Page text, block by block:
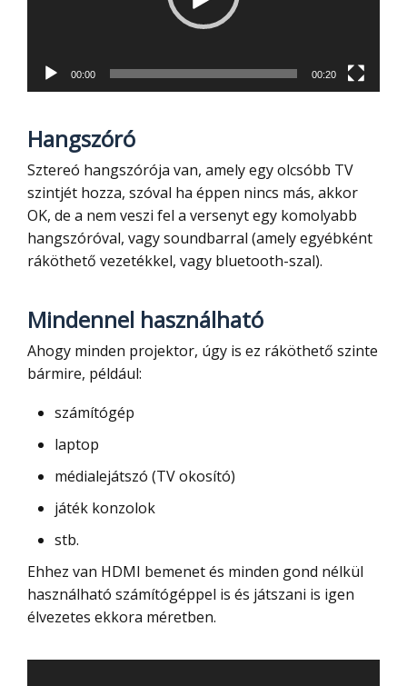
00:00 00:20
Hangszóró
Sztereó hangszórója van, amely egy olcsóbb TV
szintjét hozza, szóval ha éppen nincs más, akkor
OK, de a nem veszi fel a versenyt egy komolyabb
hangszóróval, vagy soundbarral (amely egyébként
ráköthető vezetékkel, vagy bluetooth-szal).
Mindennel használható
Ahogy minden projektor, úgy is ez ráköthető szinte
bármire, például:
számítógép
laptop
médialejátszó (TV okosító)
játék konzolok
stb.
Ehhez van HDMI bemenet és minden gond nélkül
használható számítógéppel is és játszani is igen
élvezetes ekkora méretben.